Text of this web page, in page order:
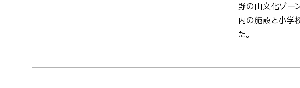
野の山文化ゾー
内の施設と小学
た。